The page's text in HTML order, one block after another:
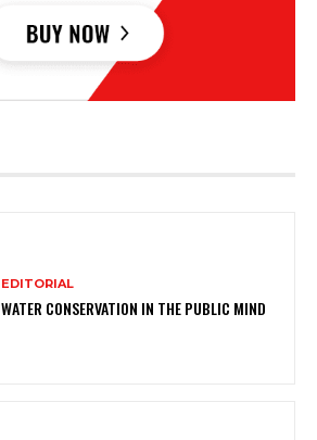
EDITORIAL
WATER CONSERVATION IN THE PUBLIC MIND